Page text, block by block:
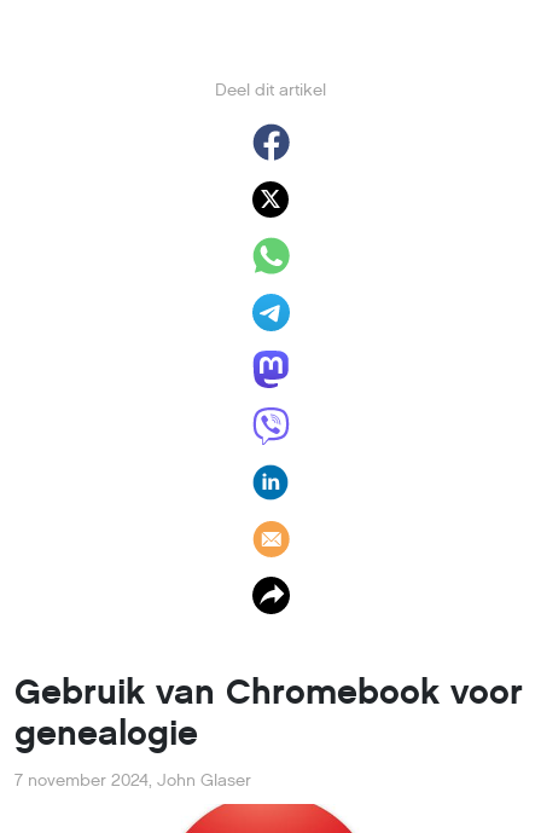
Deel dit artikel
Gebruik van Chromebook voor
genealogie
7 november 2024, John Glaser